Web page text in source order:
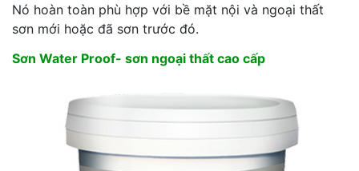
Nó hoàn toàn phù hợp với bề mặt nội và ngoại thất
sơn mới hoặc đã sơn trước đó.
Sơn Water Proof- sơn ngoại thất cao cấp